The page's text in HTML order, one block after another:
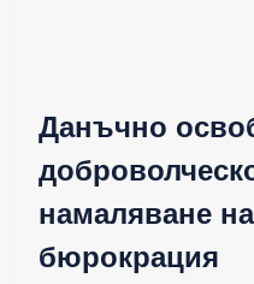
Данъчно
намаляване
бюрокрация